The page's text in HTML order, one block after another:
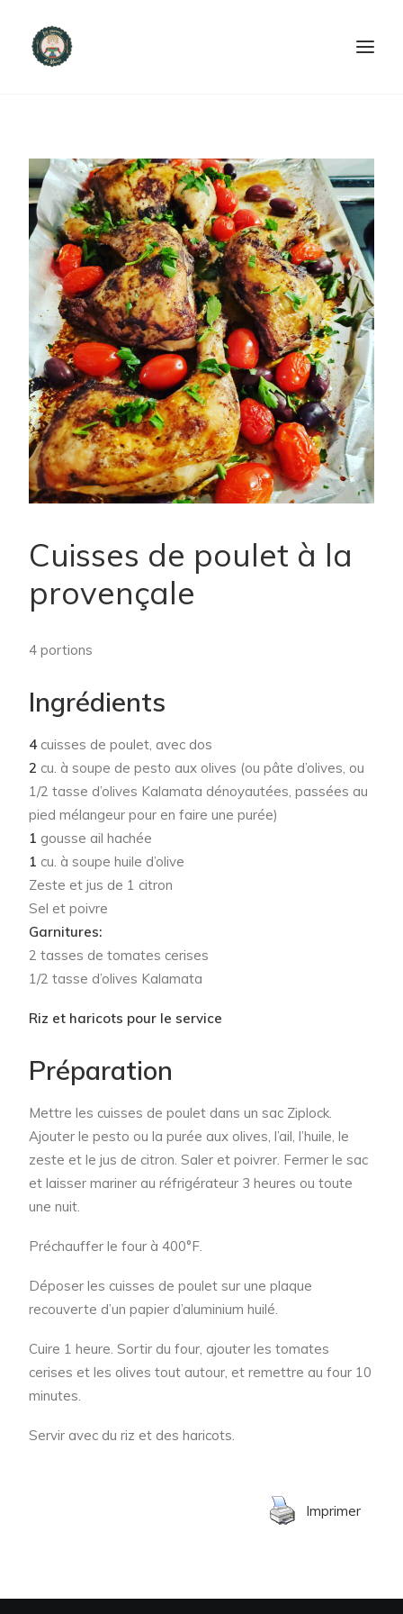
PRODUITS ET SERVICES
NOUS CONTACTER
RECETTES
FAQ
SEARCH
Cuisses de poulet à la
provençale
4 portions
Ingrédients
4 cuisses de poulet, avec dos
2 cu. à soupe de pesto aux olives (ou pâte d’olives, ou
1/2 tasse d’olives Kalamata dénoyautées, passées au
pied mélangeur pour en faire une purée)
1 gousse ail hachée
1 cu. à soupe huile d’olive
Zeste et jus de 1 citron
Sel et poivre
Garnitures:
2 tasses de tomates cerises
1/2 tasse d’olives Kalamata
Riz et haricots pour le service
Préparation
Mettre les cuisses de poulet dans un sac Ziplock.
Ajouter le pesto ou la purée aux olives, l’ail, l’huile, le
zeste et le jus de citron. Saler et poivrer. Fermer le sac
et laisser mariner au réfrigérateur 3 heures ou toute
une nuit.
Préchauffer le four à 400°F.
Déposer les cuisses de poulet sur une plaque
recouverte d’un papier d’aluminium huilé.
Cuire 1 heure. Sortir du four, ajouter les tomates
cerises et les olives tout autour, et remettre au four 10
minutes.
Servir avec du riz et des haricots.
Imprimer